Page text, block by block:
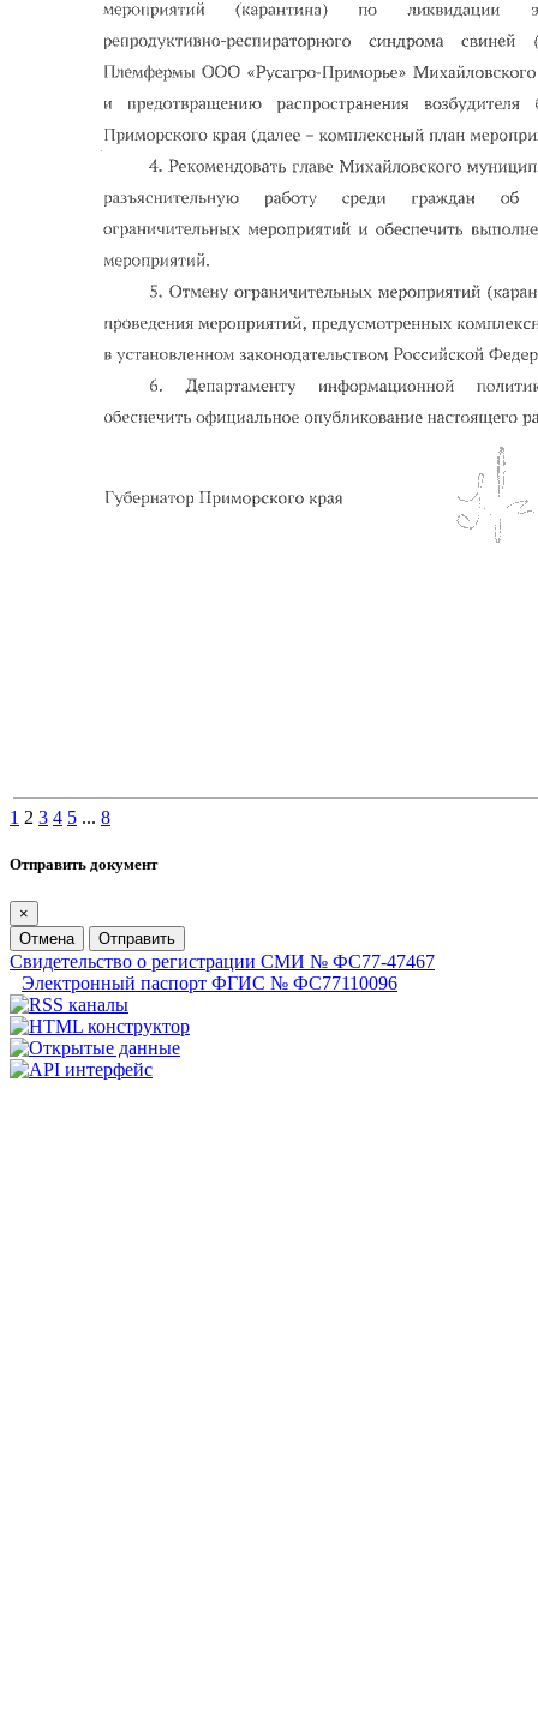
1 2 3 4 5 ... 8
Отправить документ
×
Отмена
Отправить
Свидетельство о регистрации СМИ № ФС77-47467
Электронный паспорт ФГИС № ФС77110096